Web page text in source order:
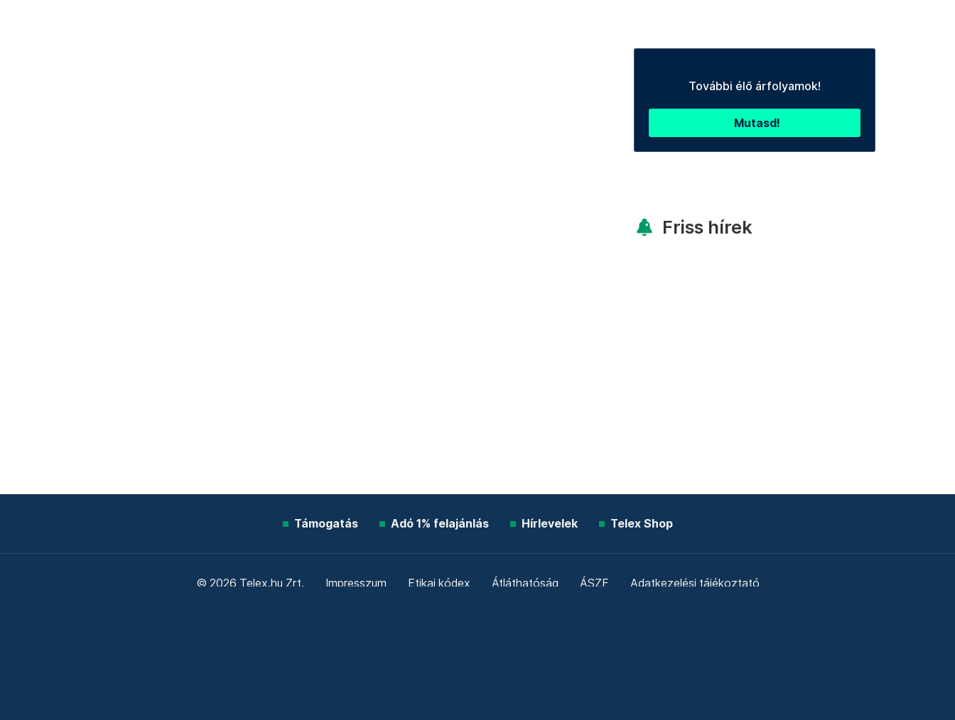
További élő árfolyamok!
Mutasd!
Friss hírek
Támogatás Adó 1% felajánlás Hírlevelek Telex Shop
© 2026 Telex.hu Zrt. Impresszum Etikai kódex Átláthatóság ÁSZF Adatkezelési tájékoztató